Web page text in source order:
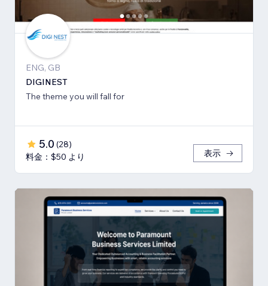
ENG, GB
DIGINEST
The theme you will fall for
5.0 (28)
料金：$50 より
表示